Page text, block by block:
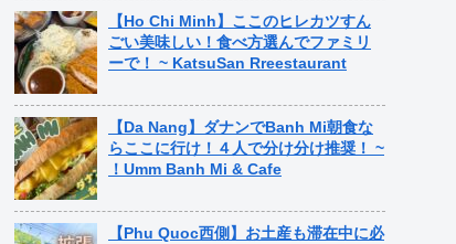
【Ho Chi Minh】ここのヒレカツすん
ごい美味しい！食べ方選んでファミリ
ーで！ ~ KatsuSan Rreestaurant
【Da Nang】ダナンでBanh Mi朝食な
らここに行け！４人で分け分け推奨！ ~
！Umm Banh Mi & Cafe
【Phu Quoc西側】お土産も滞在中に必